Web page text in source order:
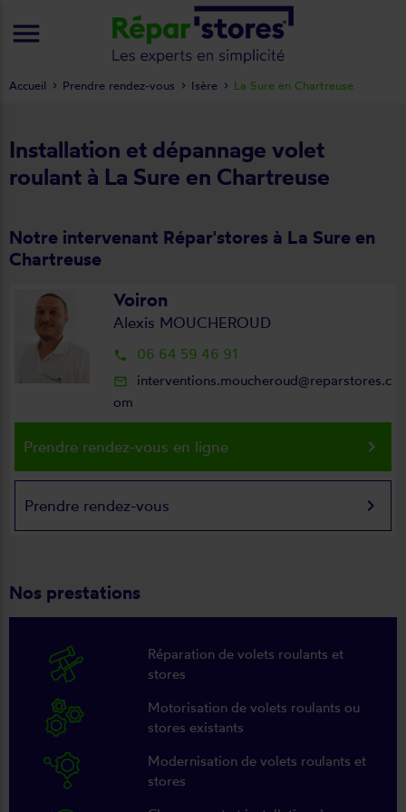
Installation et dépannage volet
roulant à La Sure en Chartreuse
Notre intervenant Répar'stores à La Sure en
Chartreuse
Voiron
Alexis MOUCHEROUD
local_phone 06 64 59 46 91
mail_outline
interventions.moucheroud@reparstores.c
om
Prendre rendez-vous en ligne keyboard_arrow_right
Prendre rendez-vous keyboard_arrow_right
Nos prestations
Réparation de volets roulants et
stores
Motorisation de volets roulants ou
stores existants
Modernisation de volets roulants et
stores
Accueil Prendre rendez-vous Isère La Sure en Chartreuse
menu